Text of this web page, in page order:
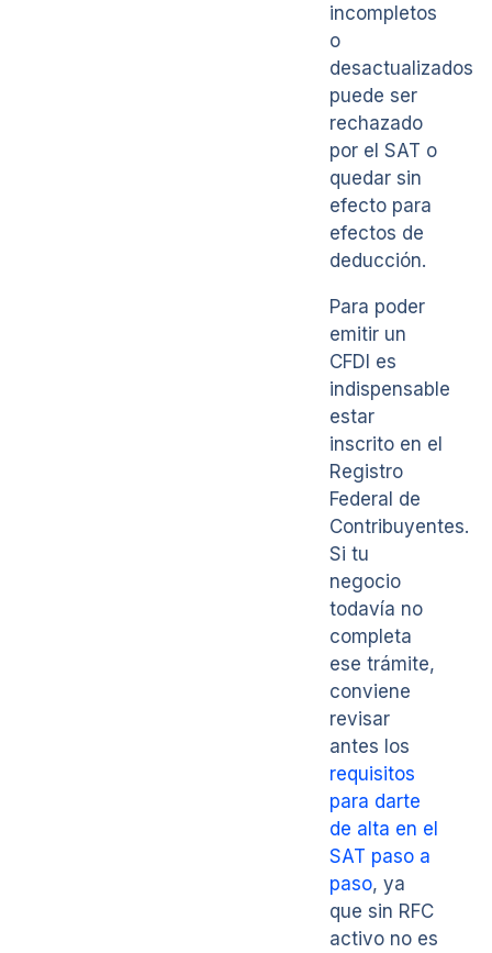
incompletos
o
desactualizados
puede ser
rechazado
por el SAT o
quedar sin
efecto para
efectos de
deducción.
Para poder
emitir un
CFDI es
indispensable
estar
inscrito en el
Registro
Federal de
Contribuyentes.
Si tu
negocio
todavía no
completa
ese trámite,
conviene
revisar
antes los
requisitos
para darte
de alta en el
SAT paso a
paso, ya
que sin RFC
activo no es